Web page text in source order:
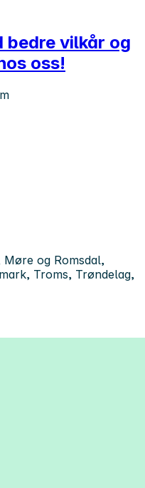
bedre vilkår og
oss!
og Romsdal,
Troms, Trøndelag,